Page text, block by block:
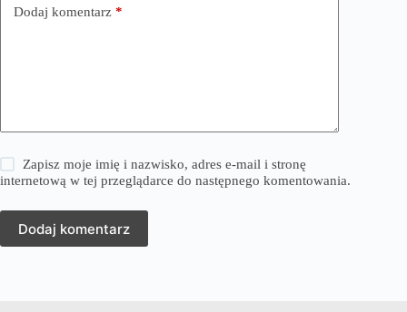
Dodaj komentarz *
Zapisz moje imię i nazwisko, adres e-mail i stronę
internetową w tej przeglądarce do następnego komentowania.
Dodaj komentarz